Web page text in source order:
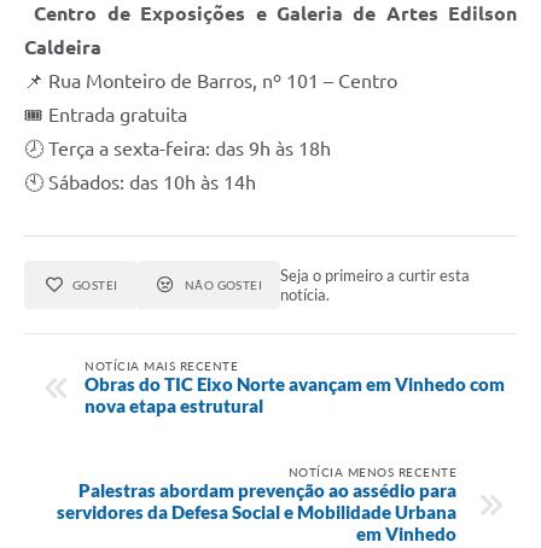
Centro de Exposições e Galeria de Artes Edilson
Caldeira
📌 Rua Monteiro de Barros, nº 101 – Centro
🎟️ Entrada gratuita
🕗 Terça a sexta-feira: das 9h às 18h
🕙 Sábados: das 10h às 14h
GOSTEI NÃO GOSTEI
Seja o primeiro a curtir esta
notícia.
NOTÍCIA MAIS RECENTE
Obras do TIC Eixo Norte avançam em Vinhedo com
nova etapa estrutural
NOTÍCIA MENOS RECENTE
Palestras abordam prevenção ao assédio para
servidores da Defesa Social e Mobilidade Urbana
em Vinhedo